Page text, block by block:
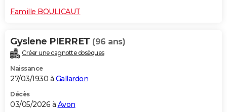
Famille BOULICAUT
Gyslene PIERRET (96 ans)
Créer une cagnotte obsèques
Naissance
27/03/1930 à Gallardon
Décès
03/05/2026 à Avon